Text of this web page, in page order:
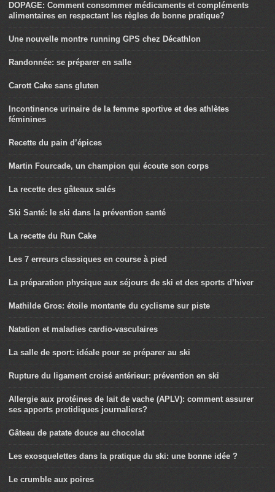
DOPAGE: Comment consommer médicaments et compléments
alimentaires en respectant les règles de bonne pratique?
Une nouvelle montre running GPS chez Décathlon
Randonnée: se préparer en salle
Carott Cake sans gluten
Incontinence urinaire de la femme sportive et des athlètes
féminines
Recette du pain d’épices
Martin Fourcade, un champion qui écoute son corps
La recette des gâteaux salés
Ski Santé: le ski dans la prévention santé
La recette du Run Cake
Les 7 erreurs classiques en course à pied
La préparation physique aux séjours de ski et des sports d’hiver
Mathilde Gros: étoile montante du cyclisme sur piste
Natation et maladies cardio-vasculaires
La salle de sport: idéale pour se préparer au ski
Rupture du ligament croisé antérieur: prévention en ski
Allergie aux protéines de lait de vache (APLV): comment assurer
ses apports protidiques journaliers?
Gâteau de patate douce au chocolat
Les exosquelettes dans la pratique du ski: une bonne idée ?
Le crumble aux poires